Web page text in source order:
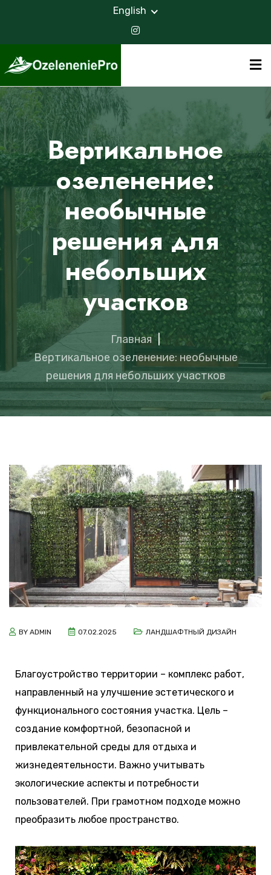
English
Вертикальное
озеленение:
необычные
решения для
небольших
участков
Главная |
Вертикальное озеленение: необычные
решения для небольших участков
BY ADMIN 07.02.2025 ЛАНДШАФТНЫЙ ДИЗАЙН
Благоустройство территории – комплекс работ,
направленный на улучшение эстетического и
функционального состояния участка. Цель –
создание комфортной, безопасной и
привлекательной среды для отдыха и
жизнедеятельности. Важно учитывать
экологические аспекты и потребности
пользователей. При грамотном подходе можно
преобразить любое пространство.